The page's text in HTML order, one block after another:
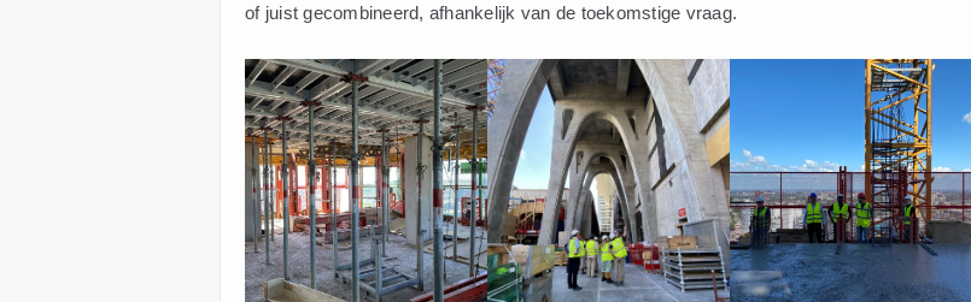
of juist gecombineerd, afhankelijk van de toekomstige vraag.